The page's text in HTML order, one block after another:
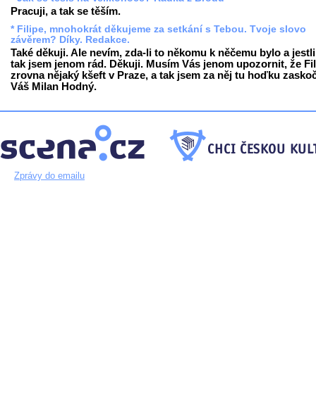
Pracuji, a tak se těším.
* Filipe, mnohokrát děkujeme za setkání s Tebou. Tvoje slovo
závěrem? Díky. Redakce.
Také děkuji. Ale nevím, zda-li to někomu k něčemu bylo a
tak jsem jenom rád. Děkuji. Musím Vás jenom upozornit, že
zrovna nějaký kšeft v Praze, a tak jsem za něj tu hoďku
Váš Milan Hodný.
Zprávy do emailu